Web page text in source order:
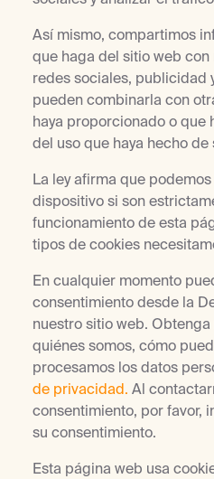
Así mismo, compartimos
que haga del sitio web
redes sociales, publicidad
pueden combinarla con
haya proporcionado o que
del uso que haya hecho de
La ley afirma que
dispositivo si son
funcionamiento de esta
tipos de cookies
En cualquier momento
consentimiento desde la
nuestro sitio web.
quiénes somos, cómo
procesamos los datos
de privacidad. Al
consentimiento, por favor,
su consentimiento.
Esta página web usa